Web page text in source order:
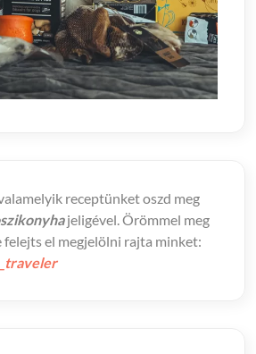
receptünket oszd meg
jeligével. Örömmel meg
felejts el megjelölni rajta minket: